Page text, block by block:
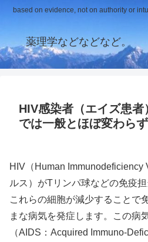
based on evidence, not on authority or
薬理学などなどなど。
HIV感染者（エイズ患
では一般とほぼ変わらず
HIV（Human Immunodeficiency
ルス）がTリンパ球などの免疫
これらの細胞が減少することで
まな病気を発症します。この病
（AIDS：Acquired Immuno-